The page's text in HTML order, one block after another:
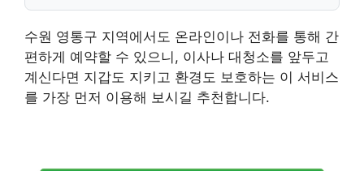
수원 영통구 지역에서도 온라인이나 전화를 통해 간
편하게 예약할 수 있으니, 이사나 대청소를 앞두고
계신다면 지갑도 지키고 환경도 보호하는 이 서비스
를 가장 먼저 이용해 보시길 추천합니다.